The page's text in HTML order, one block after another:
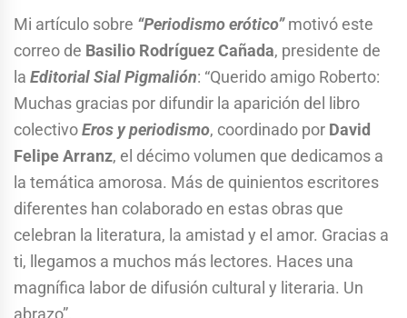
Mi artículo sobre “Periodismo erótico”motivó este
correo de Basilio Rodríguez Cañada, presidente de
la Editorial Sial Pigmalión: “Querido amigo Roberto:
Muchas gracias por difundir la aparición del libro
colectivoEros y periodismo, coordinado por David
Felipe Arranz, el décimo volumen que dedicamos a
la temática amorosa. Más de quinientos escritores
diferentes han colaborado en estas obras que
celebran la literatura, la amistad y el amor. Gracias a
ti, llegamos a muchos más lectores. Haces una
magnífica labor de difusión cultural y literaria. Un
abrazo”.